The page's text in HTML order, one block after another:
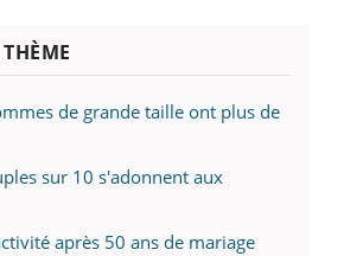
de grande taille ont plus de
sur 10 s'adonnent aux
après 50 ans de mariage